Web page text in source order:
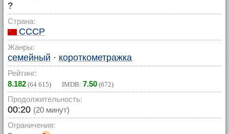
?
Страна:
СССР
Жанры:
семейный · короткометражка
Рейтинг:
8.182 (64 615) IMDB: 7.50 (672)
Продолжительность:
00:20 (20 минут)
Ограничения: